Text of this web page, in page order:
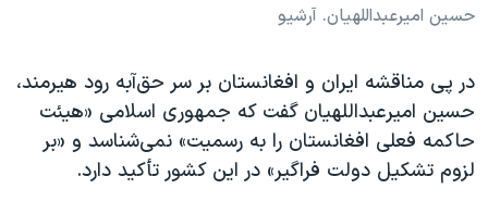
تریبونال مردمی آبان ۹۸
دادگاه حمید نوری
چهل سال گروگان‌گیری
حسین امیرعبداللهیان. آرشیو
در پی مناقشه ایران و افغانستان بر سر حق‌آبه رود هیرمند،
حسین امیرعبداللهیان گفت که جمهوری اسلامی «هیئت
حاکمه فعلی افغانستان را به رسمیت» نمی‌شناسد و «بر
لزوم تشکیل دولت فراگیر» در این کشور تأکید دارد.